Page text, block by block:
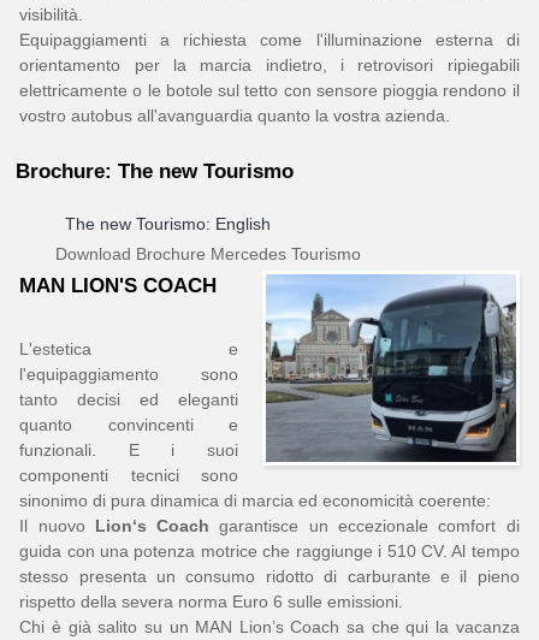
visibilità.
Equipaggiamenti a richiesta come l'illuminazione esterna di
orientamento per la marcia indietro, i retrovisori ripiegabili
elettricamente o le botole sul tetto con sensore pioggia rendono il
vostro autobus all'avanguardia quanto la vostra azienda.
Brochure: The new Tourismo
The new Tourismo: English
Download Brochure Mercedes Tourismo
MAN LION'S COACH
L'estetica e
l'equipaggiamento sono
tanto decisi ed eleganti
quanto convincenti e
funzionali. E i suoi
componenti tecnici sono
sinonimo di pura dinamica di marcia ed economicità coerente:
Il nuovo Lion‘s Coach garantisce un eccezionale comfort di
guida con una potenza motrice che raggiunge i 510 CV. Al tempo
stesso presenta un consumo ridotto di carburante e il pieno
rispetto della severa norma Euro 6 sulle emissioni.
Chi è già salito su un MAN Lion’s Coach sa che qui la vacanza